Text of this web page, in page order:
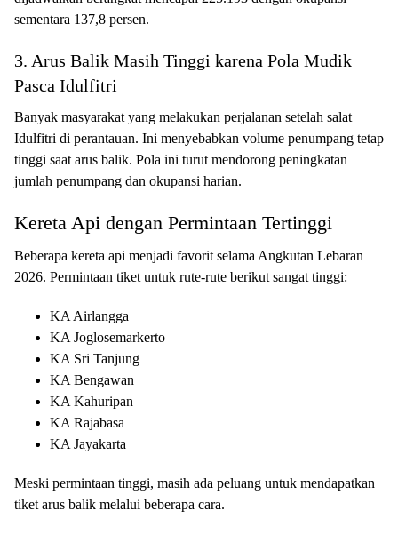
sementara 137,8 persen.
3. Arus Balik Masih Tinggi karena Pola Mudik
Pasca Idulfitri
Banyak masyarakat yang melakukan perjalanan setelah salat
Idulfitri di perantauan. Ini menyebabkan volume penumpang tetap
tinggi saat arus balik. Pola ini turut mendorong peningkatan
jumlah penumpang dan okupansi harian.
Kereta Api dengan Permintaan Tertinggi
Beberapa kereta api menjadi favorit selama Angkutan Lebaran
2026. Permintaan tiket untuk rute-rute berikut sangat tinggi:
KA Airlangga
KA Joglosemarkerto
KA Sri Tanjung
KA Bengawan
KA Kahuripan
KA Rajabasa
KA Jayakarta
Meski permintaan tinggi, masih ada peluang untuk mendapatkan
tiket arus balik melalui beberapa cara.